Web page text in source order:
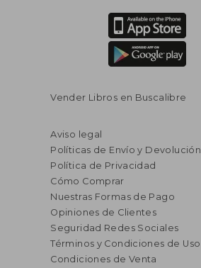
Vender Libros en Buscalibre
Aviso legal
Políticas de Envío y Devolución
Política de Privacidad
Cómo Comprar
Nuestras Formas de Pago
Opiniones de Clientes
Seguridad Redes Sociales
Términos y Condiciones de Uso
Condiciones de Venta